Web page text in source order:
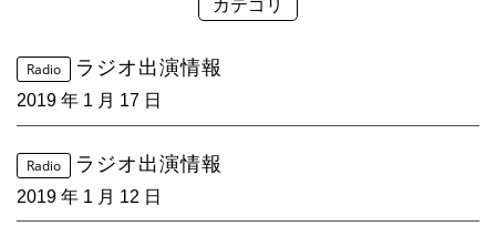
Radio ラジオ出演情報
2019 年 1 月 17 日
Radio ラジオ出演情報
2019 年 1 月 12 日